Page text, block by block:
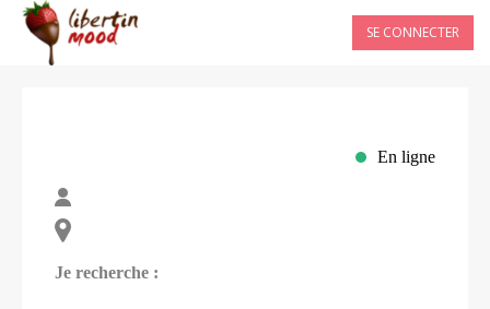
SE CONNECTER
En ligne
Je recherche :